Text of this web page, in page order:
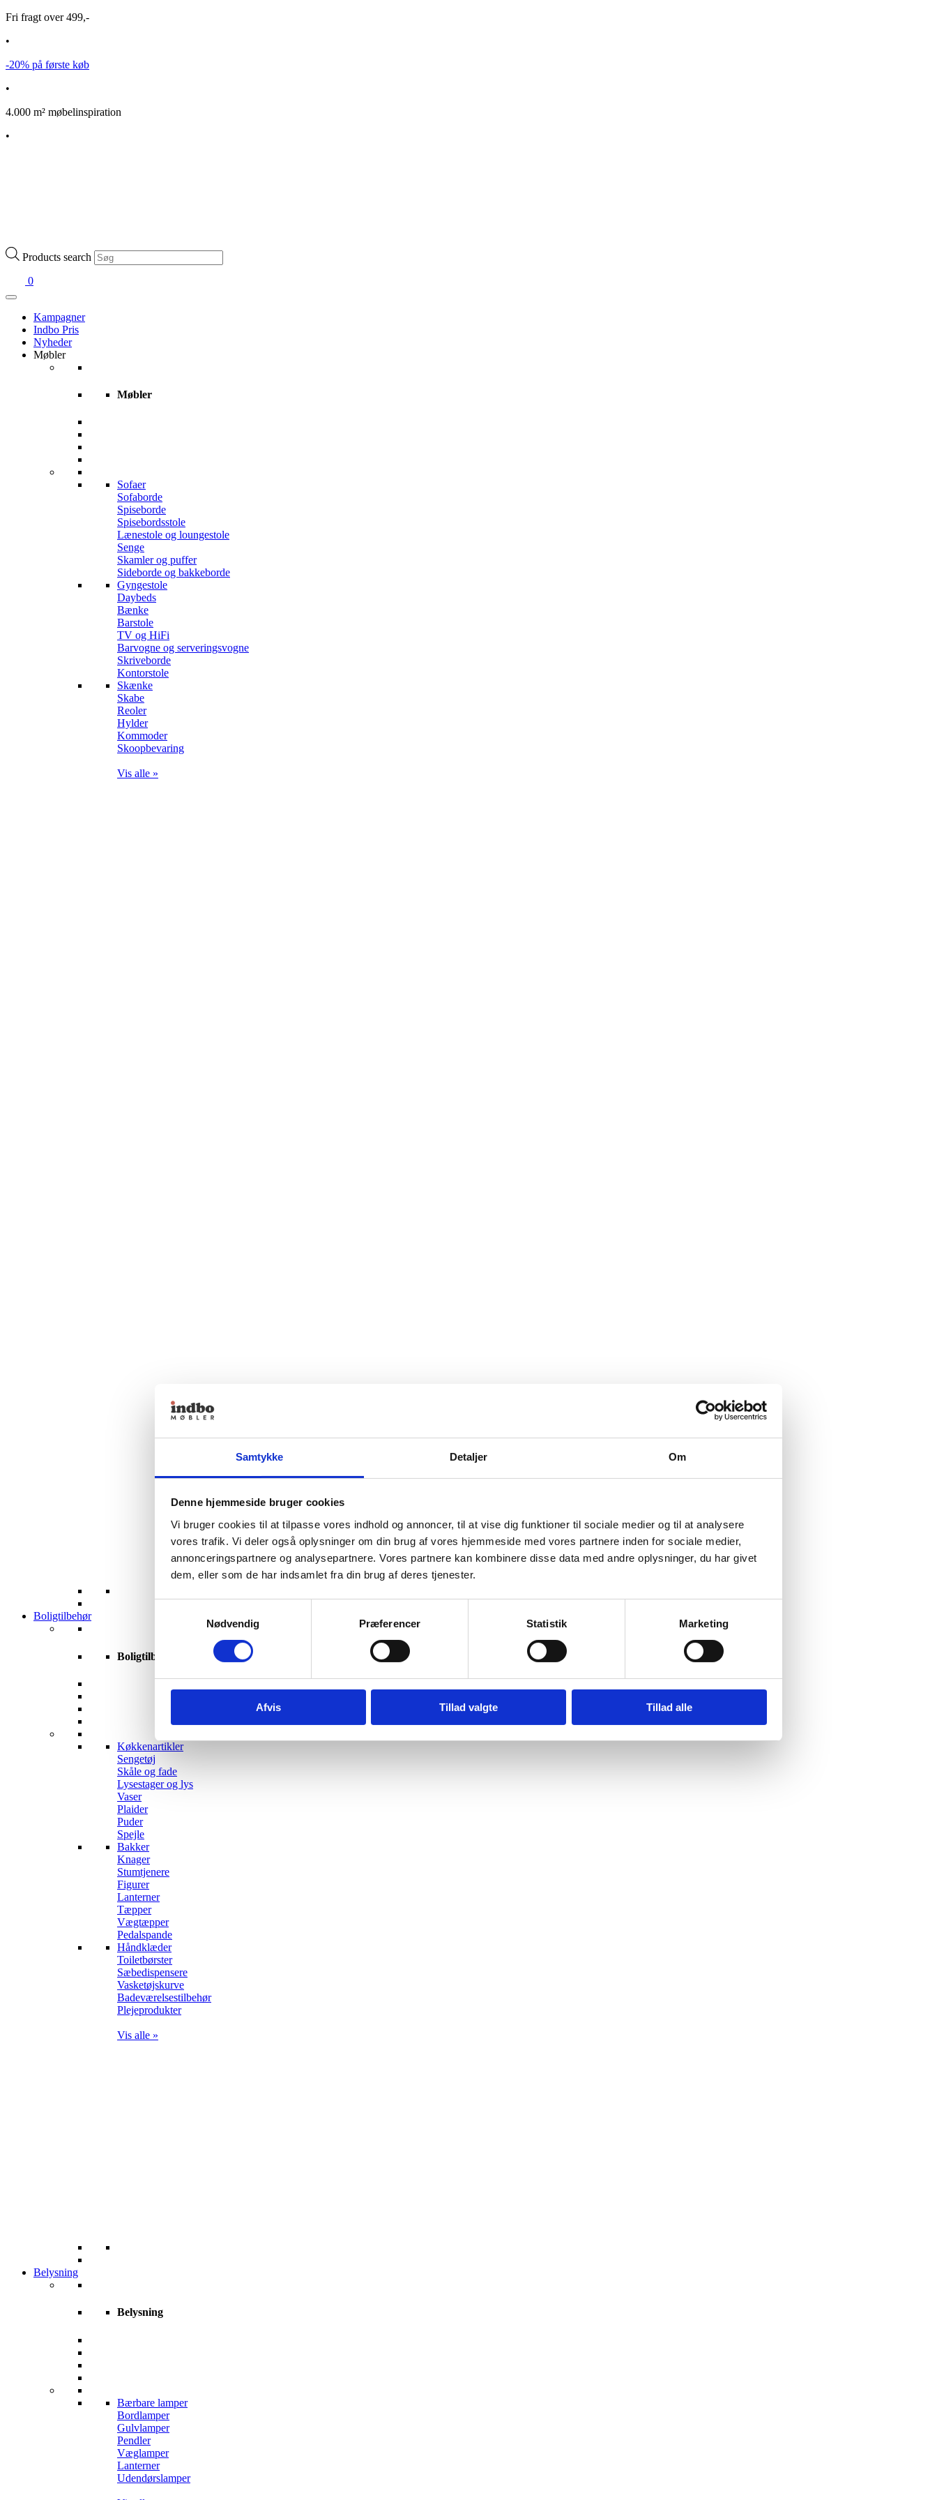
Samtykke Detaljer Om
Denne hjemmeside bruger cookies
Vi bruger cookies til at tilpasse vores indhold og annoncer, til at vise dig funktioner til sociale medier og til at analysere
vores trafik. Vi deler også oplysninger om din brug af vores hjemmeside med vores partnere inden for sociale medier,
annonceringspartnere og analysepartnere. Vores partnere kan kombinere disse data med andre oplysninger, du har givet
dem, eller som de har indsamlet fra din brug af deres tjenester.
Nødvendig
Præferencer Statistik Marketing
Afvis Tillad valgte Tillad alle
Fri fragt over 499,-
•
-20% på første køb
•
4.000 m² møbelinspiration
•
Products search
0
Kampagner
Indbo Pris
Nyheder
Møbler
Møbler
Sofaer
Sofaborde
Spiseborde
Spisebordsstole
Lænestole og loungestole
Senge
Skamler og puffer
Sideborde og bakkeborde
Gyngestole
Daybeds
Bænke
Barstole
TV og HiFi
Barvogne og serveringsvogne
Skriveborde
Kontorstole
Skænke
Skabe
Reoler
Hylder
Kommoder
Skoopbevaring
Vis alle »
Boligtilbehør
Boligtilbehør
Køkkenartikler
Sengetøj
Skåle og fade
Lysestager og lys
Vaser
Plaider
Puder
Spejle
Bakker
Knager
Stumtjenere
Figurer
Lanterner
Tæpper
Vægtæpper
Pedalspande
Håndklæder
Toiletbørster
Sæbedispensere
Vasketøjskurve
Badeværelsestilbehør
Plejeprodukter
Vis alle »
Belysning
Belysning
Bærbare lamper
Bordlamper
Gulvlamper
Pendler
Væglamper
Lanterner
Udendørslamper